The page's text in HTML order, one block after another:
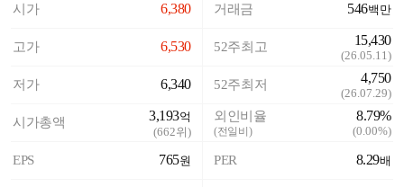
시가 6,380
고가 6,530
저가 6,340
시가총액 3,193억
(662위)
EPS 765원
거래금 546백만
52주최고 15,430
(26.05.11)
52주최저 4,750
(26.07.29)
외인비율
(전일비)
8.79%
(0.00%)
PER 8.29배